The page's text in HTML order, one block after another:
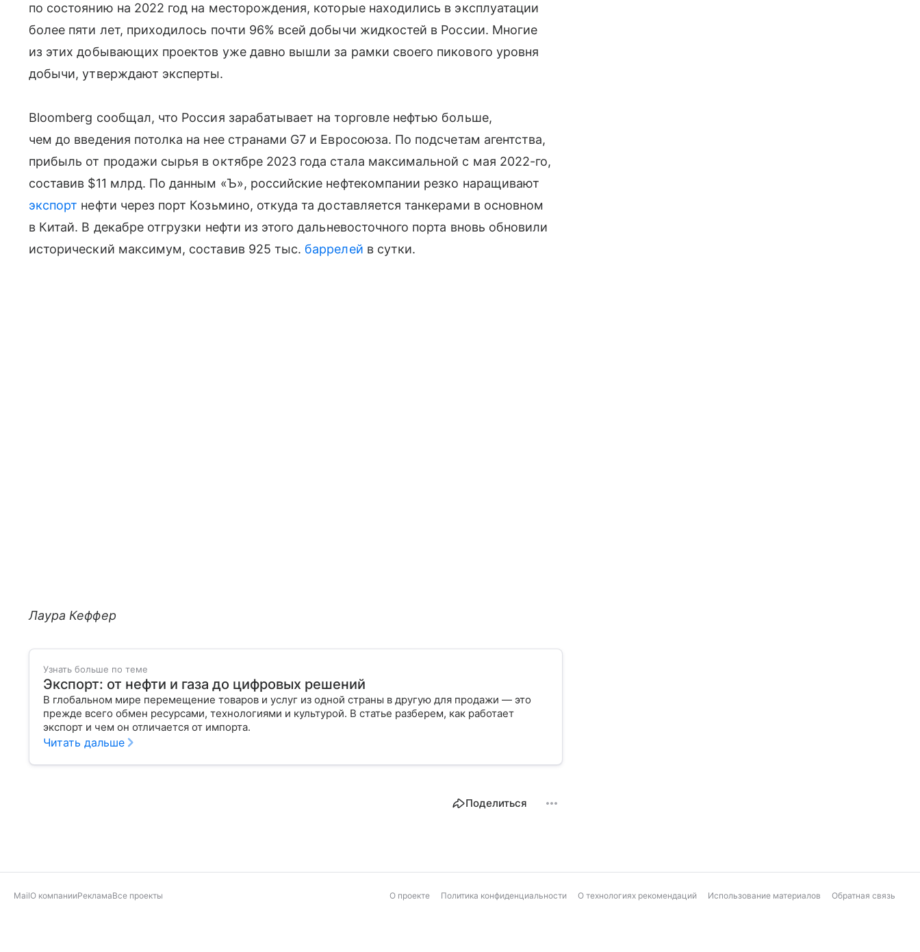
по состоянию на 2022 год на месторождения, которые находились в эксплуатации
более пяти лет, приходилось почти 96% всей добычи жидкостей в России. Многие
из этих добывающих проектов уже давно вышли за рамки своего пикового уровня
добычи, утверждают эксперты.
Bloomberg сообщал, что Россия зарабатывает на торговле нефтью больше,
чем до введения потолка на нее странами G7 и Евросоюза. По подсчетам агентства,
прибыль от продажи сырья в октябре 2023 года стала максимальной с мая 2022-го,
составив $11 млрд. По данным «Ъ», российские нефтекомпании резко наращивают
экспорт нефти через порт Козьмино, откуда та доставляется танкерами в основном
в Китай. В декабре отгрузки нефти из этого дальневосточного порта вновь обновили
исторический максимум, составив 925 тыс. баррелей в сутки.
Лаура Кеффер
Узнать больше по теме
Экспорт: от нефти и газа до цифровых решений
В глобальном мире перемещение товаров и услуг из одной страны в другую для продажи — это
прежде всего обмен ресурсами, технологиями и культурой. В статье разберем, как работает
экспорт и чем он отличается от импорта.
Читать дальше
Поделиться
MailО компанииРекламаВсе проекты О проекте Политика конфиденциальности О технологиях рекомендаций Использование материалов Обратная связь